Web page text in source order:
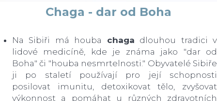
Chaga - dar od Boha
Na Sibiři má houba chaga dlouhou tradici v
lidové medicíně, kde je známa jako "dar od
Boha" či "houba nesmrtelnosti." Obyvatelé Sibiře
ji po staletí používají pro její schopnosti
posilovat imunitu, detoxikovat tělo, zvyšovat
výkonnost a pomáhat u různých zdravotních